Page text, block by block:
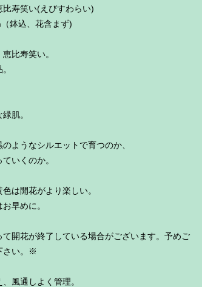
寿笑い(えびすわらい)
鉢込、花含まず)
比寿笑い。
肌。
ようなシルエットで育つのか、
いくのか。
は開花がより楽しい。
早めに。
開花が終了している場合がございます。予めご
さい。※
風通しよく管理。